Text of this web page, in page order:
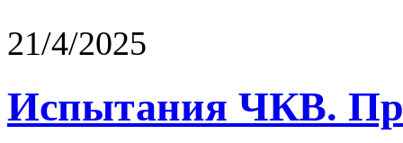
21/4/2025
Испытания ЧКВ.